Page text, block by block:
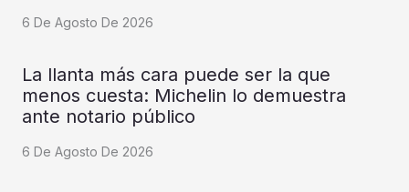
6 De Agosto De 2026
La llanta más cara puede ser la que
menos cuesta: Michelin lo demuestra
ante notario público
6 De Agosto De 2026